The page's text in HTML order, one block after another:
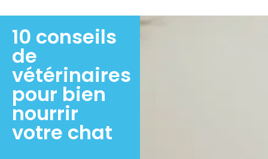
10 conseils
de
vétérinaires
pour bien
nourrir
votre chat